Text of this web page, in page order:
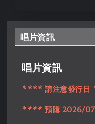
唱片資訊
唱片資訊
**** 請注意發行
**** 預購 2026/